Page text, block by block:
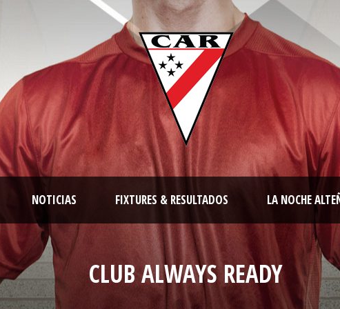
NOTICIAS FIXTURES & RESULTADOS LA NOCHE
CLUB ALWAYS READY